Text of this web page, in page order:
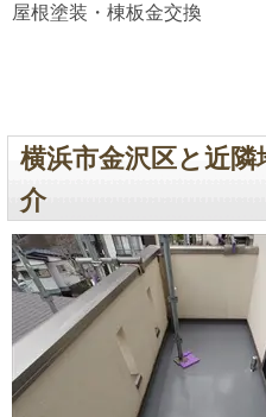
屋根塗装・棟板金交換
横浜市金沢区と近
介